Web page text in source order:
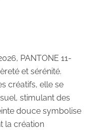
PANTONE 11-
et sérénité.
créatifs, elle se
stimulant des
douce symbolise
la création